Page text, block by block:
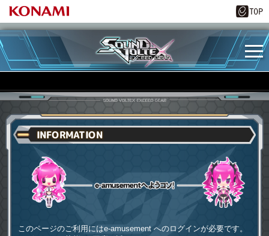
INFORMATION
このページのご利用にはe-amusement へのログインが必要です。